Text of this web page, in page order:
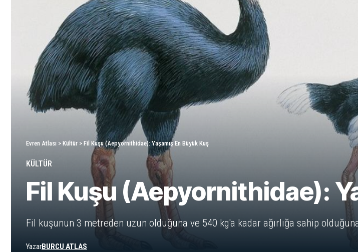
Evren Atlası > Kültür > Fil Kuşu (Aepyornithidae): Yaşamış En Büyük Kuş
KÜLTÜR
Fil Kuşu (Aepyornithidae):
Fil kuşunun 3 metreden uzun olduğuna ve 540 kg'a kadar ağırlığa sahip
YazarBURCU ATLAS